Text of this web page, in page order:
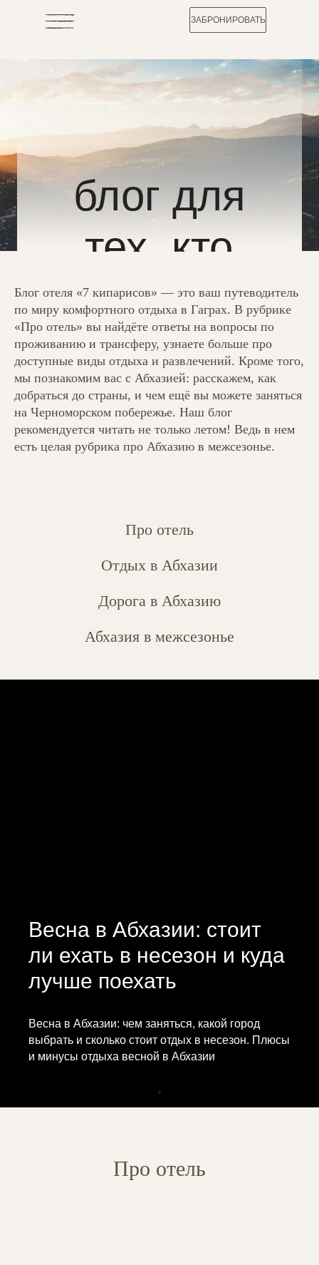
ЗАБРОНИРОВАТЬ
блог для
тех, кто
хочет со
вкусом
отдохнуть
в абхазии
Блог отеля «7 кипарисов» — это ваш путеводитель
по миру комфортного отдыха в Гаграх. В рубрике
«Про отель» вы найдёте ответы на вопросы по
проживанию и трансферу, узнаете больше про
доступные виды отдыха и развлечений. Кроме того,
мы познакомим вас с Абхазией: расскажем, как
добраться до страны, и чем ещё вы можете заняться
на Черноморском побережье. Наш блог
рекомендуется читать не только летом! Ведь в нем
есть целая рубрика про Абхазию в межсезонье.
Про отель
Отдых в Абхазии
Дорога в Абхазию
Абхазия в межсезонье
Весна в Абхазии: стоит
ли ехать в несезон и куда
лучше поехать
Весна в Абхазии: чем заняться, какой город
выбрать и сколько стоит отдых в несезон. Плюсы
и минусы отдыха весной в Абхазии
Про отель